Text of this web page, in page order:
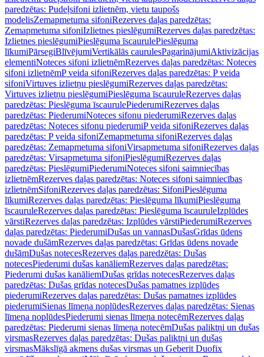
paredzētas: Pudeļsifoni izlietnēm, vietu taupošs
modelisZemapmetuma sifoniRezerves daļas paredzētas:
Zemapmetuma sifoniIzlietnes pieslēgumiRezerves daļas paredzētas:
Izlietnes pieslēgumiPieslēguma īscaurulePieslēguma
līkumiPārsegiBlīvējumiVertikālās caurulesPagarinājumiAktivizācijas
elementiNoteces sifoni izlietnēmRezerves daļas paredzētas: Noteces
sifoni izlietnēmP veida sifoniRezerves daļas paredzētas: P veida
sifoniVirtuves izlietņu pieslēgumiRezerves daļas paredzētas:
Virtuves izlietņu pieslēgumiPieslēguma īscauruleRezerves daļas
paredzētas: Pieslēguma īscaurulePiederumiRezerves daļas
paredzētas: PiederumiNoteces sifonu piederumiRezerves daļas
paredzētas: Noteces sifonu piederumiP veida sifoniRezerves daļas
paredzētas: P veida sifoniZemapmetuma sifoniRezerves daļas
paredzētas: Zemapmetuma sifoniVirsapmetuma sifoniRezerves daļas
paredzētas: Virsapmetuma sifoniPieslēgumiRezerves daļas
paredzētas: PieslēgumiPiederumiNoteces sifoni saimniecības
izlietnēmRezerves daļas paredzētas: Noteces sifoni saimniecības
izlietnēmSifoniRezerves daļas paredzētas: SifoniPieslēguma
līkumiRezerves daļas paredzētas: Pieslēguma līkumiPieslēguma
īscauruleRezerves daļas paredzētas: Pieslēguma īscauruleIzplūdes
vārstiRezerves daļas paredzētas: Izplūdes vārstiPiederumiRezerves
daļas paredzētas: PiederumiDušas un vannasDušasGrīdas ūdens
novade dušāmRezerves daļas paredzētas: Grīdas ūdens novade
dušāmDušas notecesRezerves daļas paredzētas: Dušas
notecesPiederumi dušas kanāliemRezerves daļas paredzētas:
Piederumi dušas kanāliemDušas grīdas notecesRezerves daļas
paredzētas: Dušas grīdas notecesDušas pamatnes izplūdes
piederumiRezerves daļas paredzētas: Dušas pamatnes izplūdes
piederumiSienas līmeņa noplūdesRezerves daļas paredzētas: Sienas
līmeņa noplūdesPiederumi sienas līmeņa notecēmRezerves daļas
paredzētas: Piederumi sienas līmeņa notecēmDušas paliktņi un dušas
virsmasRezerves daļas paredzētas: Dušas paliktņi un dušas
virsmasMākslīgā akmens dušas virsmas un Geberit Duofix